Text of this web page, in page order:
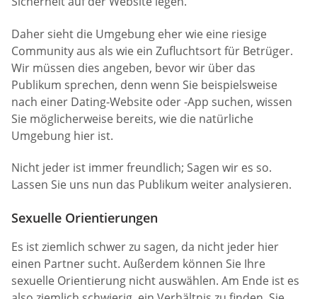
Daher sieht die Umgebung eher wie eine riesige
Community aus als wie ein Zufluchtsort für Betrüger.
Wir müssen dies angeben, bevor wir über das
Publikum sprechen, denn wenn Sie beispielsweise
nach einer Dating-Website oder -App suchen, wissen
Sie möglicherweise bereits, wie die natürliche
Umgebung hier ist.
Nicht jeder ist immer freundlich; Sagen wir es so.
Lassen Sie uns nun das Publikum weiter analysieren.
Sexuelle Orientierungen
Es ist ziemlich schwer zu sagen, da nicht jeder hier
einen Partner sucht. Außerdem können Sie Ihre
sexuelle Orientierung nicht auswählen. Am Ende ist es